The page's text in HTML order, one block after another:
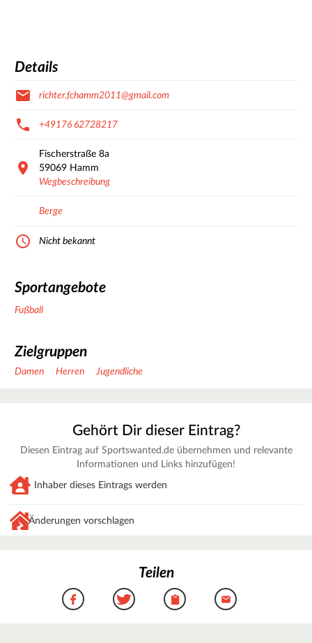
Details
richter.fchamm2011@gmail.com
+49176 62728217
Fischerstraße 8a
59069 Hamm
Wegbeschreibung
Berge
Nicht bekannt
Sportangebote
Fußball
Zielgruppen
Damen Herren Jugendliche
Gehört Dir dieser Eintrag?
Diesen Eintrag auf Sportswanted.de übernehmen und relevante
Informationen und Links hinzufügen!
Inhaber dieses Eintrags werden
Änderungen vorschlagen
Teilen